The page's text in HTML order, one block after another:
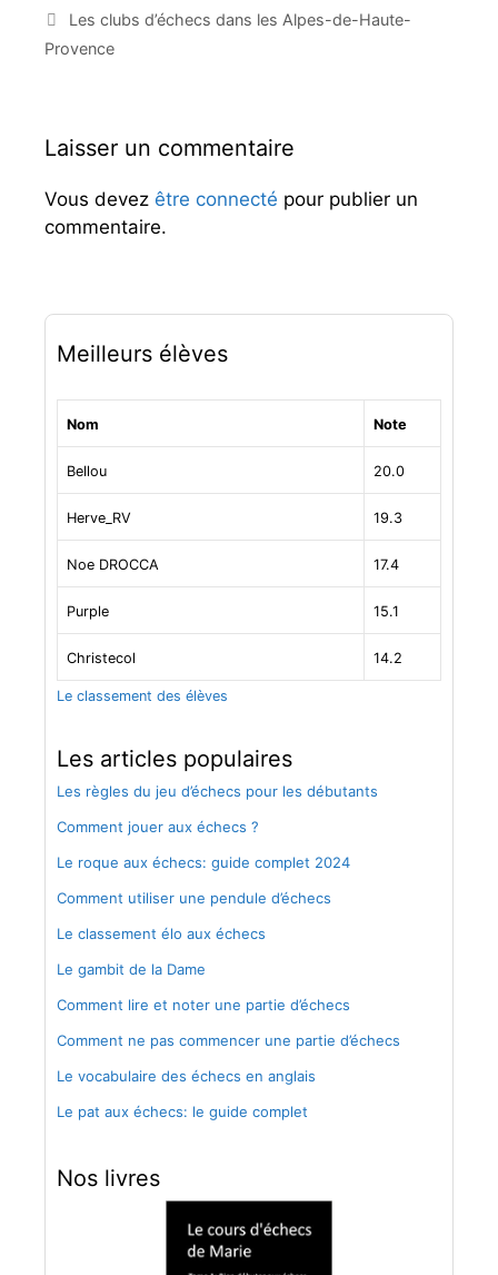
é
g
e
a
i
i
n
d
r
Les clubs d’échecs dans les Alpes-de-Haute-
Provence
Laisser un commentaire
Vous devez être connecté pour publier un
commentaire.
Meilleurs élèves
Nom Note
Bellou 20.0
Herve_RV 19.3
Noe DROCCA 17.4
Purple 15.1
Christecol 14.2
Le classement des élèves
Les articles populaires
Les règles du jeu d’échecs pour les débutants
Comment jouer aux échecs ?
Le roque aux échecs: guide complet 2024
Comment utiliser une pendule d’échecs
Le classement élo aux échecs
Le gambit de la Dame
Comment lire et noter une partie d’échecs
Comment ne pas commencer une partie d’échecs
Le vocabulaire des échecs en anglais
Le pat aux échecs: le guide complet
Nos livres